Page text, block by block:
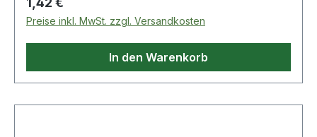
Preise inkl. MwSt. zzgl. Versandkosten
In den Warenkorb